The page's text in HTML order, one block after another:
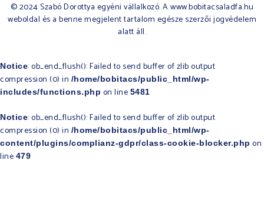
© 2024 Szabó Dorottya egyéni vállalkozó. A www.bobitacsaladfa.hu
weboldal és a benne megjelent tartalom egésze szerzői jogvédelem
alatt áll.​
Notice: ob_end_flush(): Failed to send buffer of zlib output
compression (0) in /home/bobitacs/public_html/wp-
includes/functions.php on line 5481
Notice: ob_end_flush(): Failed to send buffer of zlib output
compression (0) in /home/bobitacs/public_html/wp-
content/plugins/complianz-gdpr/class-cookie-blocker.php on
line 479